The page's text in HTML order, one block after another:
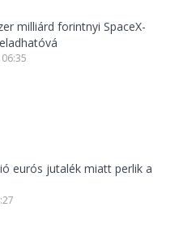
milliárd forintnyi SpaceX-
eurós jutalék miatt perlik a